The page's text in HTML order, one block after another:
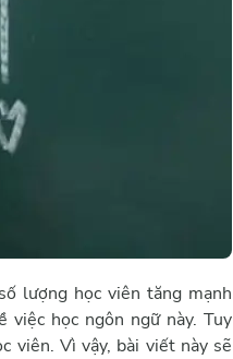
lượng học viên tăng mạnh
việc học ngôn ngữ này. Tuy
viên. Vì vậy, bài viết này sẽ